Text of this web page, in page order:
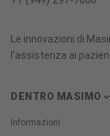
Le innovazioni di
l'assistenza ai
DENTRO MASIMO
Informazioni